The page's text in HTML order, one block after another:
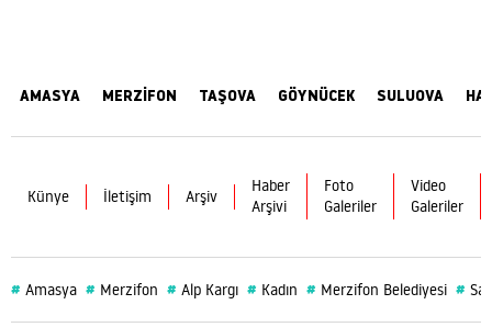
AMASYA MERZİFON TAŞOVA GÖYNÜCEK SULUOVA
Künye İletişim Arşiv
Haber
Arşivi
Foto
Galeriler
Video
Galeriler
# Amasya # Merzifon # Alp Kargı # Kadın # Merzifon Belediyesi #